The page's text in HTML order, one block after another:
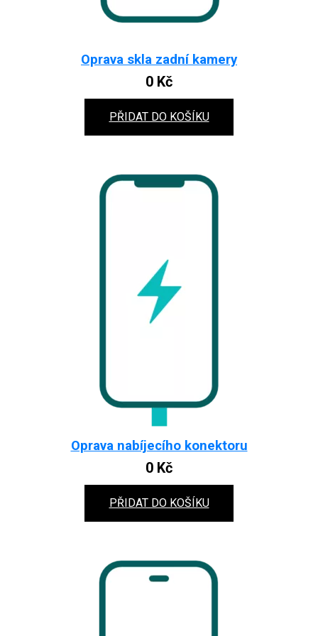
Oprava skla zadní kamery
0 Kč
PŘIDAT DO KOŠÍKU
Oprava nabíjecího konektoru
0 Kč
PŘIDAT DO KOŠÍKU